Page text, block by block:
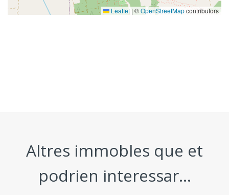
Leaflet | ©OpenStreetMapcontributors
Altres immobles que et
podrien interessar...